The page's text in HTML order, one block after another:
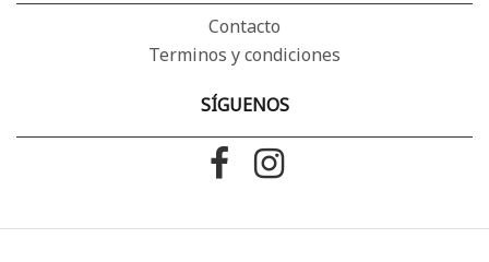
Contacto
Terminos y condiciones
SÍGUENOS